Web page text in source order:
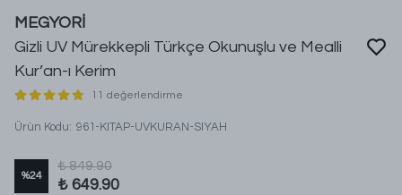
MEGYORİ
Gizli UV Mürekkepli Türkçe Okunuşlu ve Mealli
Kur’an-ı Kerim
11 değerlendirme
Ürün Kodu: 961-KITAP-UVKURAN-SIYAH
%24
₺ 849.90
₺ 649.90